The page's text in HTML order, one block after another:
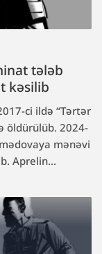
tələb
kəsilib
ci ildə “Tərtər
öldürülüb. 2024-
mənəvi
Aprelin...